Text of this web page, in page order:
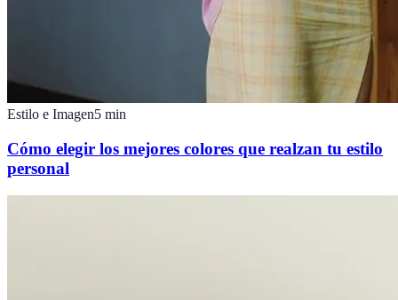
Estilo e Imagen5 min
Cómo elegir los mejores colores que realzan tu estilo
personal